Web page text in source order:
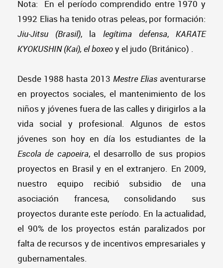
Nota: En el período comprendido entre 1970 y
1992 Elias ha tenido otras peleas, por formación:
Jiu-Jitsu (Brasil), la legítima defensa,KARATE
KYOKUSHIN (Kai), elboxeoy el judo (Británico) .
Desde 1988 hasta 2013 Mestre Eliasaventurarse
en proyectos sociales, el mantenimiento de los
niños y jóvenes fuera de las calles y dirigirlos a la
vida social y profesional. Algunos de estos
jóvenes son hoy en día los estudiantes de la
Escola de capoeira, el desarrollo de sus propios
proyectos en Brasil y en el extranjero. En 2009,
nuestro equipo recibió subsidio de una
asociación francesa, consolidando sus
proyectos durante este período. En la actualidad,
el 90% de los proyectos están paralizados por
falta de recursos y de incentivos empresariales y
gubernamentales.